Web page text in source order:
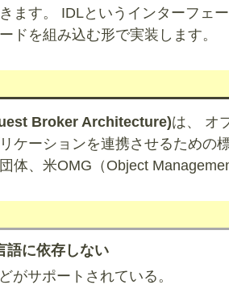
ます。 IDLというインターフェ
ドを組み込む形で実装します。
Broker Architecture)は、 オ
ケーションを連携させるための
体、米OMG（Object
語に依存しない
がサポートされている。